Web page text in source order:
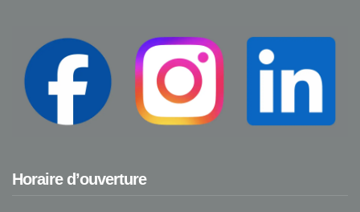
Horaire d’ouverture